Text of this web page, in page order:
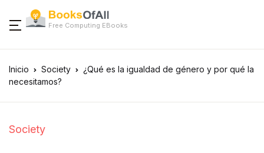
Free Computing EBooks
Inicio Society
¿Qué es la igualdad de género y por qué la
necesitamos?
Society